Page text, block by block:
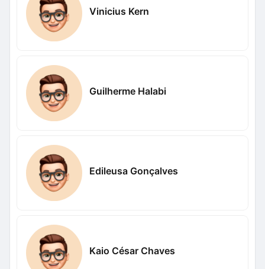
Vinicius Kern
Guilherme Halabi
Edileusa Gonçalves
Kaio César Chaves